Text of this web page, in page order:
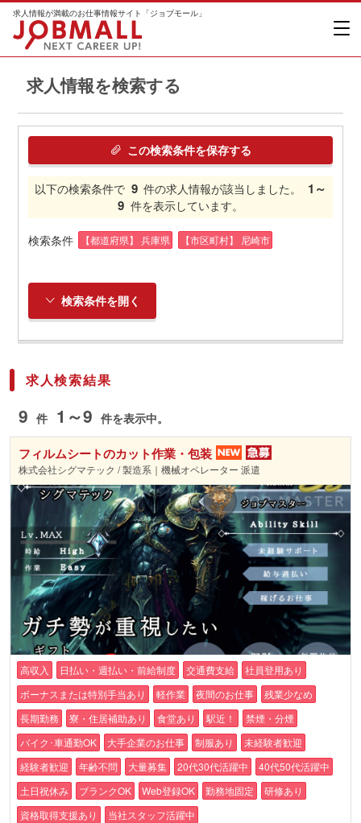
求人情報が満載のお仕事情報サイト「ジョブモール」
求人情報を検索する
この検索条件を保存する
以下の検索条件で 9 件の求人情報が該当しました。
1～
9 件を表示しています。
検索条件 【都道府県】 兵庫県 【市区町村】 尼崎市
検索条件を開く
求人検索結果
9 件 1～9 件を表示中。
フィルムシートのカット作業・包装
株式会社シグマテック / 製造系｜機械オペレーター 派遣
高収入 日払い・週払い・前給制度 交通費支給
社員登用あり
ボーナスまたは特別手当あり
軽作業 夜間のお仕事
残業少なめ
長期勤務
寮・住居補助あり 食堂あり 駅近！
禁煙・分煙
バイク･車通勤OK
大手企業のお仕事 制服あり
未経験者歓迎
経験者歓迎
年齢不問 大量募集 20代30代活躍中
40代50代活躍中
土日祝休み
ブランクOK Web登録OK 勤務地固定
研修あり
資格取得支援あり
当社スタッフ活躍中